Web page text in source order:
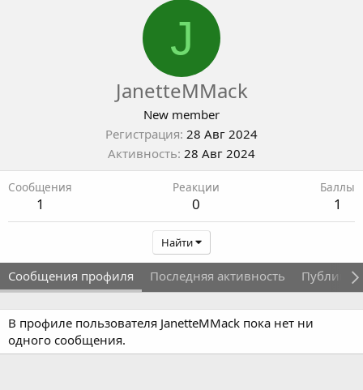
J
JanetteMMack
New member
Регистрация 28 Авг 2024
Активность 28 Авг 2024
Сообщения
1
Реакции
0
Баллы
1
Найти
Сообщения профиля Последняя активность
В профиле пользователя JanetteMMack пока нет ни
одного сообщения.